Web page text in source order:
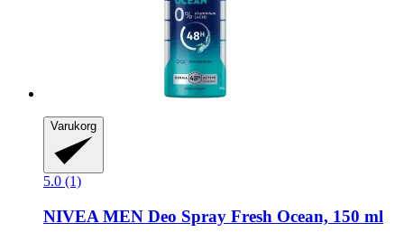
Varukorg
5.0 (1)
NIVEA MEN Deo Spray Fresh Ocean, 150 ml